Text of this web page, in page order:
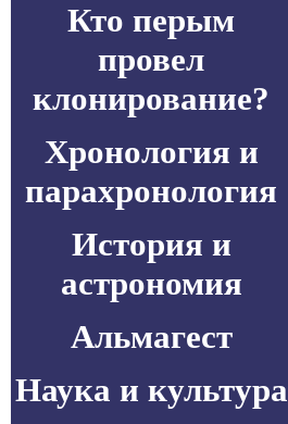
Кто перым
провел
клонирование?
Хронология и
парахронология
История и
астрономия
Альмагест
Наука и культура